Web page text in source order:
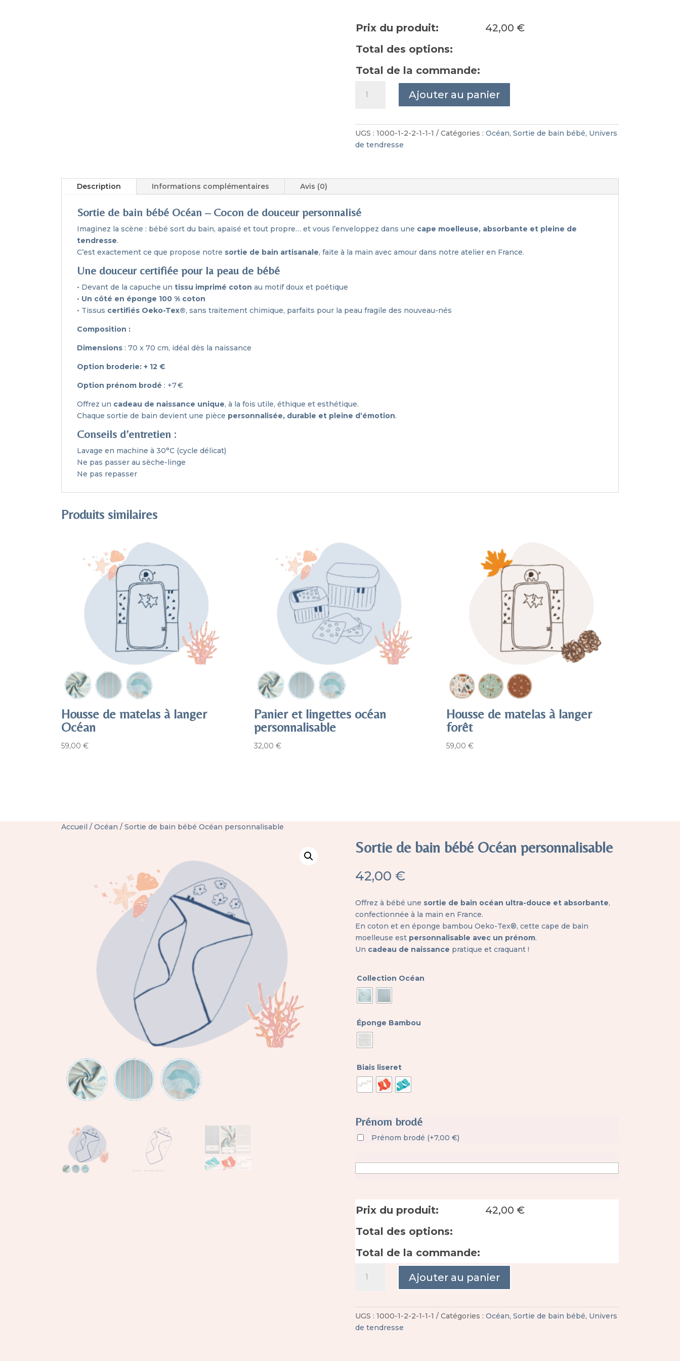
Prix du produit: 42,00 €
Total des options:
Total de la commande:
bain
bébé
Ajouter au panier
UGS :1000-1-2-2-1-1-1 Catégories :Océan,Sortie de bain bébé, Univers
de tendresse
Description Informations complémentaires Avis (0)
Sortie de bain bébé Océan – Cocon de douceur personnalisé
Imaginez la scène : bébé sort du bain, apaisé et tout propre… et vous l’enveloppez dans une cape moelleuse, absorbante et pleine de
tendresse.
C’est exactement ce que propose notre sortie de bain artisanale, faite à la main avec amour dans notre atelier en France.
Une douceur certifiée pour la peau de bébé
• Devant de la capuche un tissu imprimé coton au motif doux et poétique
• Un côté en éponge 100 % coton
• Tissus certifiés Oeko-Tex®, sans traitement chimique, parfaits pour la peau fragile des nouveau-nés
Composition :
Dimensions : 70 x 70 cm, idéal dès la naissance
Option broderie: + 12 €
Option prénom brodé : +7 €
Offrez un cadeau de naissance unique, à la fois utile, éthique et esthétique.
Chaque sortie de bain devient une pièce personnalisée, durable et pleine d’émotion.
Conseils d’entretien :
Lavage en machine à 30°C (cycle délicat)
Ne pas passer au sèche-linge
Ne pas repasser
Produits similaires
Housse de matelas à langer
Océan
59,00 €
Panier et lingettes océan
personnalisable
32,00 €
Housse de matelas à langer
forêt
59,00€
Accueil / Océan / Sortie de bain bébé Océan personnalisable
Sortie de bain bébé Océan personnalisable
42,00€
Offrez à bébé une sortie de bain océan ultra-douce et absorbante,
confectionnée à la main en France.
En coton et en éponge bambou Oeko-Tex®, cette cape de bain
moelleuse est personnalisable avec un prénom.
Un cadeau de naissance pratique et craquant !
Collection Océan
Éponge Bambou
Biais liseret
Prénom brodé
Prénom brodé (+7,00€)
Prix du produit: 42,00 €
Total des options:
Total de la commande:
bain
bébé
Ajouter au panier
UGS :1000-1-2-2-1-1-1 Catégories :Océan,Sortie de bain bébé, Univers
de tendresse